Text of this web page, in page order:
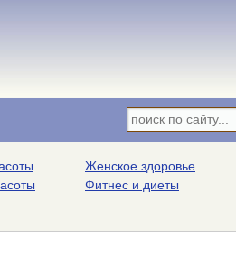
Женское здоровье
Фитнес и диеты